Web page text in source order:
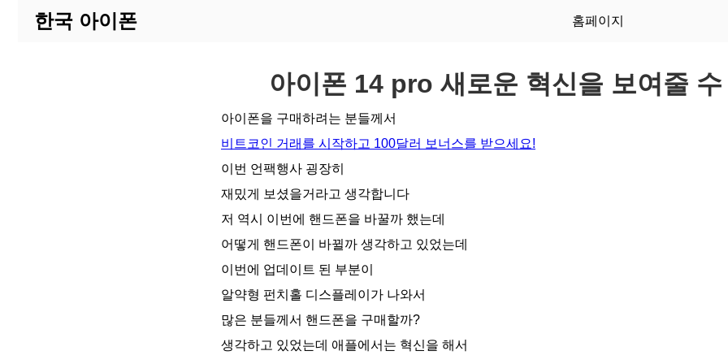
한국 아이폰 홈페이지
아이폰 14 pro 새로운 혁신을 보여줄
아이폰을 구매하려는 분들께서
비트코인 거래를 시작하고 100달러 보너스를 받으세요!
이번 언팩행사 굉장히
재밌게 보셨을거라고 생각합니다
저 역시 이번에 핸드폰을 바꿀까 했는데
어떻게 핸드폰이 바뀔까 생각하고 있었는데
이번에 업데이트 된 부분이
알약형 펀치홀 디스플레이가 나와서
많은 분들께서 핸드폰을 구매할까?
생각하고 있었는데 애플에서는 혁신을 해서